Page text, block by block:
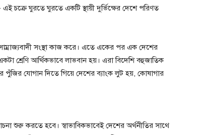
ঘুরতে ঘুরতে একটি স্থায়ী দুর্ভিক্ষের দেশে পরিণত
সংস্থা কাজ করে। এতে একের পর এক দেশের
শ্রেণি আর্থিকভাবে লাভবান হয়। এরা বিদেশি বহুজাতিক
পুঁজির যোগান দিতে গিয়ে দেশের ব্যাংক লুট হয়, কোষাগার
শুরু করতে হবে। স্বাভাবিকভাবেই দেশের অর্থনীতির সাথে